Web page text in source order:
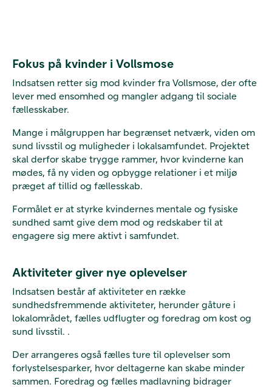
Fokus på kvinder i Vollsmose
Indsatsen retter sig mod kvinder fra Vollsmose, der ofte
lever med ensomhed og mangler adgang til sociale
fællesskaber.
Mange i målgruppen har begrænset netværk, viden om
sund livsstil og muligheder i lokalsamfundet. Projektet
skal derfor skabe trygge rammer, hvor kvinderne kan
mødes, få ny viden og opbygge relationer i et miljø
præget af tillid og fællesskab.
Formålet er at styrke kvindernes mentale og fysiske
sundhed samt give dem mod og redskaber til at
engagere sig mere aktivt i samfundet.
Aktiviteter giver nye oplevelser
Indsatsen består af aktiviteter en række
sundhedsfremmende aktiviteter, herunder gåture i
lokalområdet, fælles udflugter og foredrag om kost og
sund livsstil. .
Der arrangeres også fælles ture til oplevelser som
forlystelsesparker, hvor deltagerne kan skabe minder
sammen. Foredrag og fælles madlavning bidrager